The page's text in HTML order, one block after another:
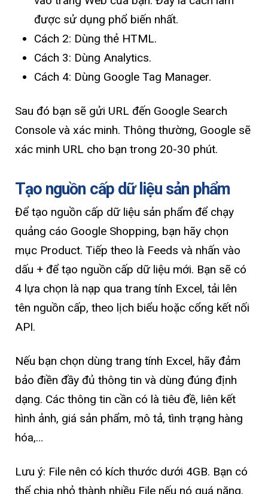
được sử dụng phổ biến nhất.
Cách 2: Dùng thẻ HTML.
Cách 3: Dùng Analytics.
Cách 4: Dùng Google Tag Manager.
Sau đó bạn sẽ gửi URL đến Google Search
Console và xác minh. Thông thường, Google sẽ
xác minh URL cho bạn trong 20-30 phút.
Tạo nguồn cấp dữ liệu sản phẩm
Để tạo nguồn cấp dữ liệu sản phẩm để chạy
quảng cáo Google Shopping, bạn hãy chọn
mục Product. Tiếp theo là Feeds và nhấn vào
dấu + để tạo nguồn cấp dữ liệu mới. Bạn sẽ có
4 lựa chọn là nạp qua trang tính Excel, tải lên
tên nguồn cấp, theo lịch biểu hoặc cổng kết nối
API.
Nếu bạn chọn dùng trang tính Excel, hãy đảm
bảo điền đầy đủ thông tin và dùng đúng định
dạng. Các thông tin cần có là tiêu đề, liên kết
hình ảnh, giá sản phẩm, mô tả, tình trạng hàng
hóa,…
Lưu ý: File nên có kích thước dưới 4GB. Bạn có
thể chia nhỏ thành nhiều File nếu nó quá nặng.